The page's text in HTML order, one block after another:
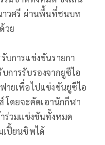
าวศรี ผ่านพื้นที่ชนบท
วย
บการแข่งขันรายกา
การรับรองจากยูซีไอ
ายเพื่อไปแข่งขันยูซีไอ
โดยจะคัดเอานักกีฬา
ร่วมแข่งขันทั้งหมด
เปี้ยนชิพได้